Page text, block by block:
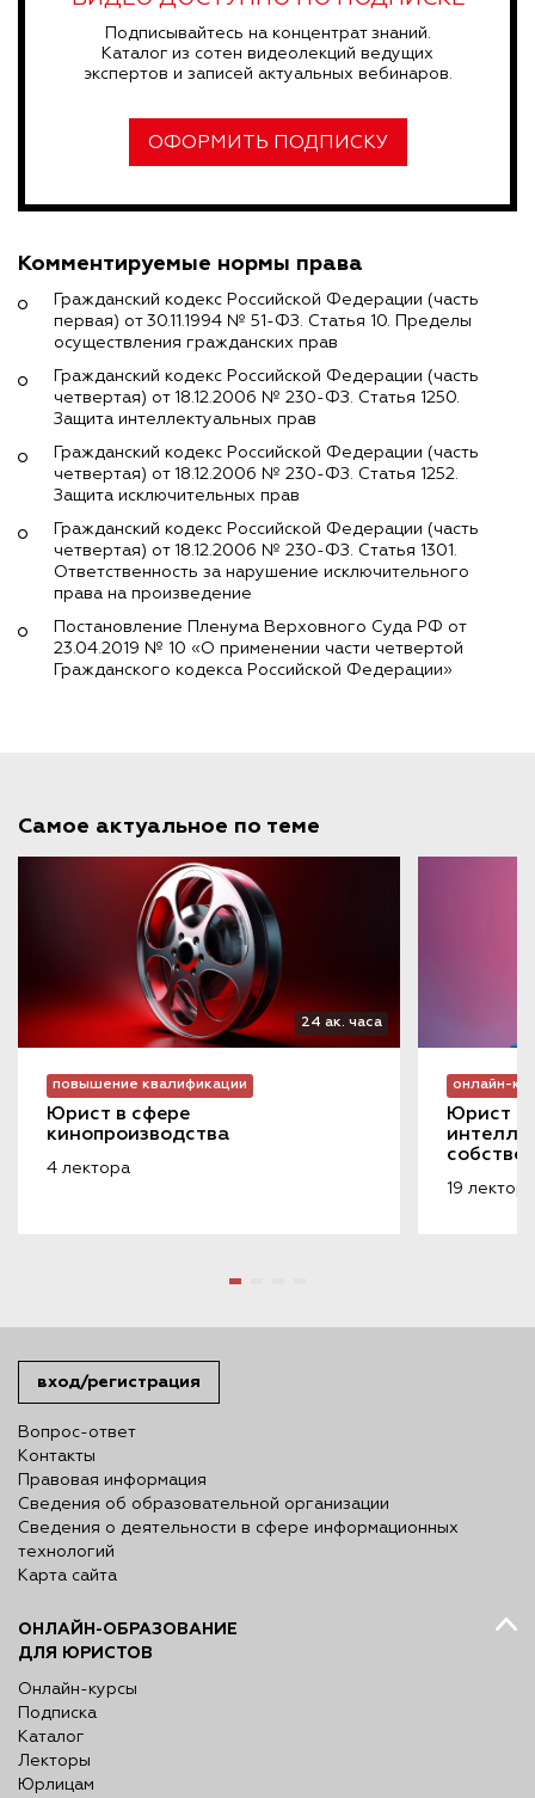
Подписывайтесь на концентрат знаний.
Каталог из сотен видеолекций ведущих
экспертов и записей актуальных вебинаров.
ОФОРМИТЬ ПОДПИСКУ
Комментируемые нормы права
Гражданский кодекс Российской Федерации (часть
первая) от 30.11.1994 № 51-ФЗ. Статья 10. Пределы
осуществления гражданских прав
Гражданский кодекс Российской Федерации (часть
четвертая) от 18.12.2006 № 230-ФЗ. Статья 1250.
Защита интеллектуальных прав
Гражданский кодекс Российской Федерации (часть
четвертая) от 18.12.2006 № 230-ФЗ. Статья 1252.
Защита исключительных прав
Гражданский кодекс Российской Федерации (часть
четвертая) от 18.12.2006 № 230-ФЗ. Статья 1301.
Ответственность за нарушение исключительного
права на произведение
Постановление Пленума Верховного Суда РФ от
23.04.2019 № 10 «О применении части четвертой
Гражданского кодекса Российской Федерации»
Самое актуальное по теме
24 ак. часа
повышение квалификации
Юрист в сфере
кинопроизводства
4 лектора
онлайн-
Юрист в
19
вход/регистрация
Вопрос-ответ
Контакты
Правовая информация
Сведения об образовательной организации
Сведения о деятельности в сфере информационных
технологий
Карта сайта
ОНЛАЙН-ОБРАЗОВАНИЕ
ДЛЯ ЮРИСТОВ
Онлайн-курсы
Подписка
Каталог
Лекторы
Юрлицам